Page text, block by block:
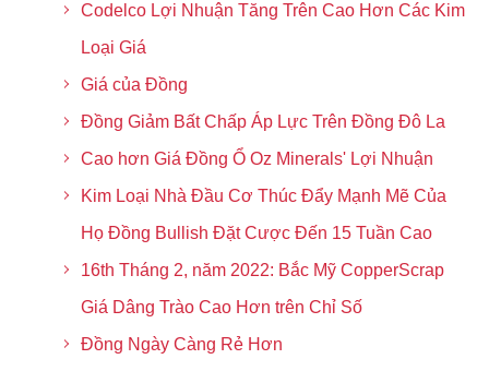
Codelco Lợi Nhuận Tăng Trên Cao Hơn Các Kim
Loại Giá
Giá của Đồng
Đồng Giảm Bất Chấp Áp Lực Trên Đồng Đô La
Cao hơn Giá Đồng Ổ Oz Minerals' Lợi Nhuận
Kim Loại Nhà Đầu Cơ Thúc Đẩy Mạnh Mẽ Của
Họ Đồng Bullish Đặt Cược Đến 15 Tuần Cao
16th Tháng 2, năm 2022: Bắc Mỹ CopperScrap
Giá Dâng Trào Cao Hơn trên Chỉ Số
Đồng Ngày Càng Rẻ Hơn